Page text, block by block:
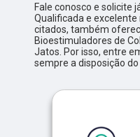
Fale conosco e solicite
Qualificada e
citados, também
Bioestimuladores de
Jatos. Por isso, entre
sempre a disposição do